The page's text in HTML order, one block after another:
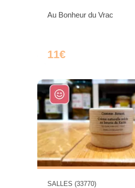
Au Bonheur du Vrac
11€
SALLES (33770)